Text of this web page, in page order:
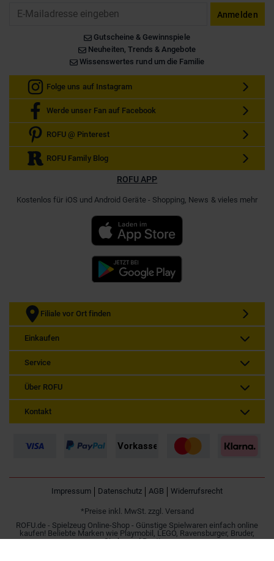
Anmelden
Gutscheine & Gewinnspiele
Neuheiten, Trends & Angebote
Wissenswertes rund um die Familie
Folge uns auf Instagram
Werde unser Fan auf Facebook
ROFU @ Pinterest
ROFU Family Blog
ROFU APP
Kostenlos für iOS und Android Geräte - Shopping, News & vieles mehr
Filiale vor Ort finden
Einkaufen
Service
Über ROFU
Kontakt
Impressum Datenschutz AGB Widerrufsrecht
*Preise inkl. MwSt. zzgl. Versand
ROFU.de - Spielzeug Online-Shop - Günstige Spielwaren einfach online
kaufen! Beliebte Marken wie Playmobil, LEGO, Ravensburger, Bruder,
Simba und Besttoy.